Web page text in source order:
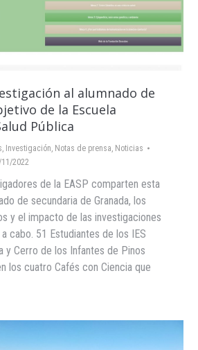
al alumnado de
de la Escuela
Pública
, Investigación, Notas de prensa, Noticias
2022
de la EASP comparten esta
de secundaria de Granada, los
y el impacto de las investigaciones
cabo. 51 Estudiantes de los IES
y Cerro de los Infantes de Pinos
los cuatro Cafés con Ciencia que